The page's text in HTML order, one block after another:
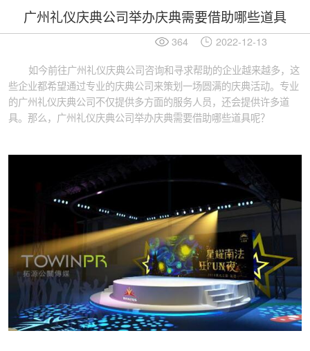
广州礼仪庆典公司举办庆典需要借助哪些道具
364 2022-12-13
如今前往广州礼仪庆典公司咨询和寻求帮助的企业越来越多，这
些企业都希望通过专业的庆典公司来策划一场圆满的庆典活动。专业
的广州礼仪庆典公司不仅提供多方面的服务人员，还会提供许多道
具。那么，广州礼仪庆典公司举办庆典需要借助哪些道具呢？